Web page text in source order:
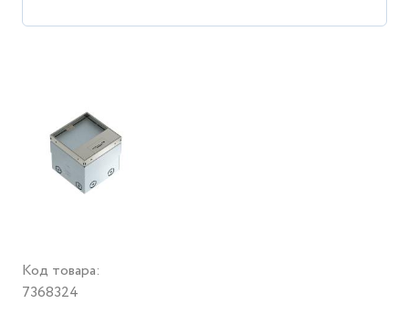
Код товара:
7368324